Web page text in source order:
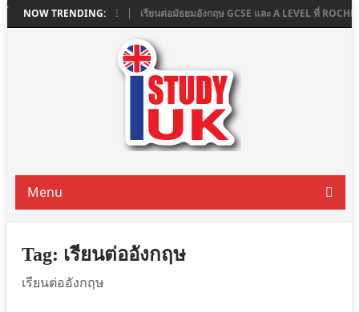
NOW TRENDING:
COLLEGE เรียนต่อมัธยมอังกฤษ GCSE และ A LEVEL ที่
Menu
Tag: เรียนต่ออังกฤษ
เรียนต่ออังกฤษ